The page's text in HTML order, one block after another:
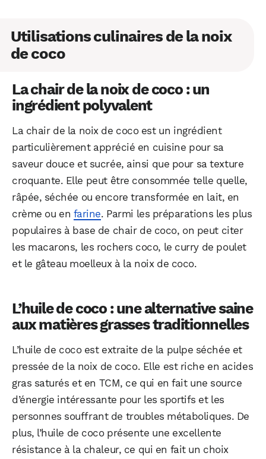
Utilisations culinaires de la noix
de coco
La chair de la noix de coco : un
ingrédient polyvalent
La chair de la noix de coco est un ingrédient
particulièrement apprécié en cuisine pour sa
saveur douce et sucrée, ainsi que pour sa texture
croquante. Elle peut être consommée telle quelle,
râpée, séchée ou encore transformée en lait, en
crème ou en farine. Parmi les préparations les plus
populaires à base de chair de coco, on peut citer
les macarons, les rochers coco, le curry de poulet
et le gâteau moelleux à la noix de coco.
L’huile de coco : une alternative saine
aux matières grasses traditionnelles
L’huile de coco est extraite de la pulpe séchée et
pressée de la noix de coco. Elle est riche en acides
gras saturés et en TCM, ce qui en fait une source
d’énergie intéressante pour les sportifs et les
personnes souffrant de troubles métaboliques. De
plus, l’huile de coco présente une excellente
résistance à la chaleur, ce qui en fait un choix
Facebook X LinkedIn